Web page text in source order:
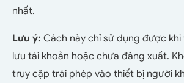
nhất.
Lưu ý: Cách này chỉ sử dụng được
lưu tài khoản hoặc chưa đăng xuất.
truy cập trái phép vào thiết bị người